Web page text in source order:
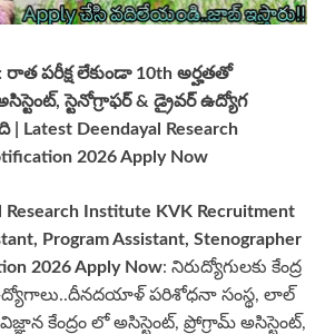
రాత పరీక్ష లేకుండా 10th అర్హతతో
స్టెనోగ్రాఫర్ & డ్రైవర్ఉద్యోగ
| Latest Deendayal Research
2026 Apply Now
Research Institute KVK Recruitment
Program Assistant, Stenographer
2026 Apply Now: నిరుద్యోగులకు కేంద్ర
ఉద్యోగాలు..దీనదయాళ్ పరిశోధనా సంస్థ, లాల్
కేంద్రం లో అసిస్టెంట్, ప్రోగ్రామ్ అసిస్టెంట్,